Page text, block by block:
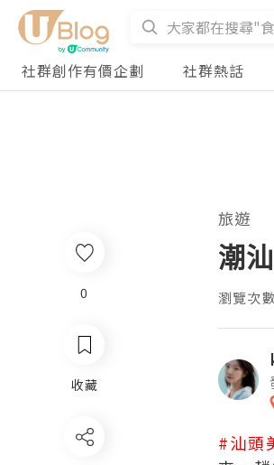
社群創作有價企劃
社群熱話
0
收藏
旅遊
潮
瀏覽次
#汕頭